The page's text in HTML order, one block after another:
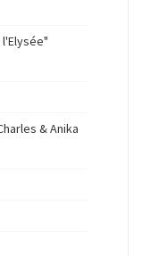
l'Elysée"
& Anika